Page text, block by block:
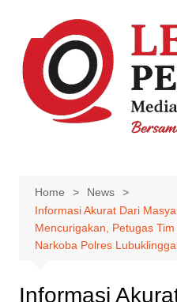
content
Home
News
Informasi Akurat Dari
Mencurigakan, Petugas
Narkoba Polres
Informasi